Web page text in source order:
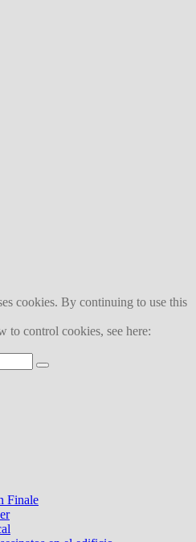
cookies. By continuing to use this
to control cookies, see here:
Finale